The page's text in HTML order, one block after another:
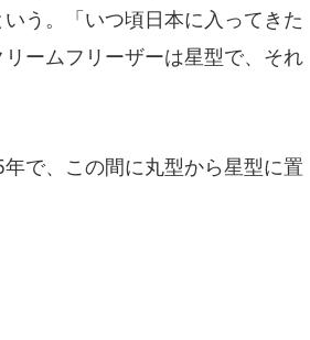
う。「いつ頃日本に入ってきた
ームフリーザーは星型で、それ
で、この間に丸型から星型に置